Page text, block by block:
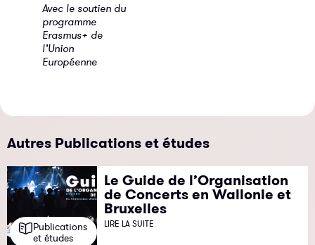
Avec le soutien du
programme
Erasmus+ de
l’Union
Européenne
Autres Publications et études
Publications
et études
Le Guide de l’Organisation
de Concerts en Wallonie et
Bruxelles
LIRE LA SUITE